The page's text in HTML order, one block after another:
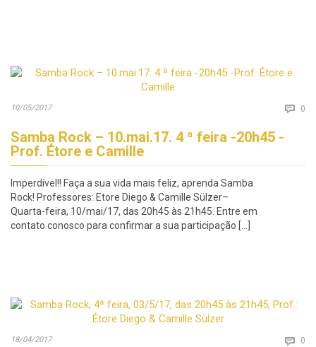
10/05/2017  0
Samba Rock – 10.mai.17. 4 ª feira -20h45 -
Prof. Étore e Camille
Imperdível!! Faça a sua vida mais feliz, aprenda Samba
Rock! Professores: Etore Diego & Camille Sülzer–
Quarta-feira, 10/mai/17, das 20h45 às 21h45. Entre em
contato conosco para confirmar a sua participação […]
18/04/2017  0